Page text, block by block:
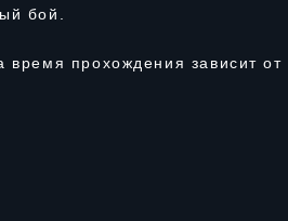
бой.
время прохождения зависит от